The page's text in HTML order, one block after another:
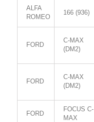
ALFA
ROMEO
166 (936)
FORD
C-MAX
(DM2)
FORD
C-MAX
(DM2)
FORD
FOCUS C-
MAX